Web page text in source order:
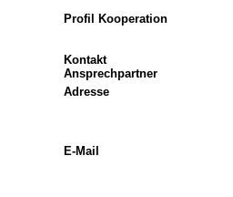
Profil Kooperation
Kontakt
Ansprechpartner
Adresse
E-Mail